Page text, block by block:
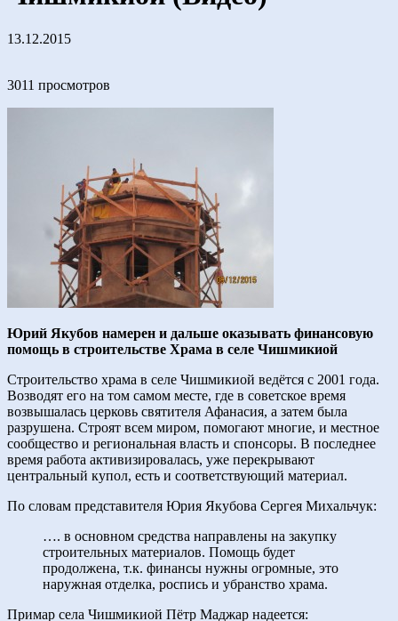
13.12.2015
3011 просмотров
Юрий Якубов намерен и дальше оказывать финансовую
помощь в строительстве Храма в селе Чишмикиой
Строительство храма в селе Чишмикиой ведётся с 2001 года.
Возводят его на том самом месте, где в советское время
возвышалась церковь святителя Афанасия, а затем была
разрушена. Строят всем миром, помогают многие, и местное
сообщество и региональная власть и спонсоры. В последнее
время работа активизировалась, уже перекрывают
центральный купол, есть и соответствующий материал.
По словам представителя Юрия Якубова Сергея Михальчук:
…. в основном средства направлены на закупку
строительных материалов. Помощь будет
продолжена, т.к. финансы нужны огромные, это
наружная отделка, роспись и убранство храма.
Примар села Чишмикиой Пётр Маджар надеется: